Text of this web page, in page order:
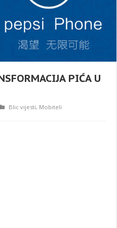
PIĆA U
Blic vijesti, Mobiteli